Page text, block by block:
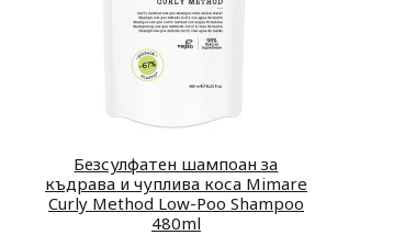
Безсулфатен шампоан за
къдрава и чуплива коса Mimare
Curly Method Low-Poo Shampoo
480ml